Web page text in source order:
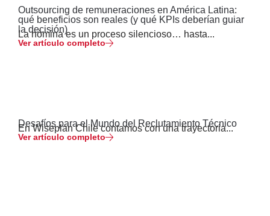
Outsourcing de remuneraciones en América Latina:
qué beneficios son reales (y qué KPIs deberían guiar
la decisión)
La nómina es un proceso silencioso… hasta...
Ver artículo completo
Desafíos para el Mundo del Reclutamiento Técnico
En Wiseplan Chile contamos con una trayectoria...
Ver artículo completo